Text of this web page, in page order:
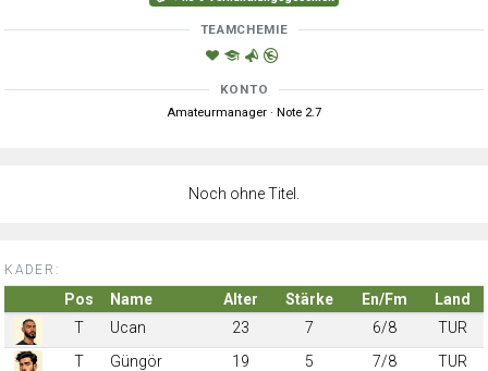
TEAMCHEMIE
KONTO
Amateurmanager · Note 2.7
Noch ohne Titel.
KADER:
Pos Name Alter Stärke En/Fm
Land
T
Ucan 23 7 6/8
TUR
T
Güngör 19 5 7/8
TUR